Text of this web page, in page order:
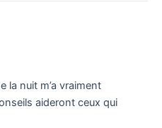
la nuit m’a vraiment
aideront ceux qui